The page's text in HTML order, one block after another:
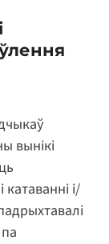
вынікі
і/